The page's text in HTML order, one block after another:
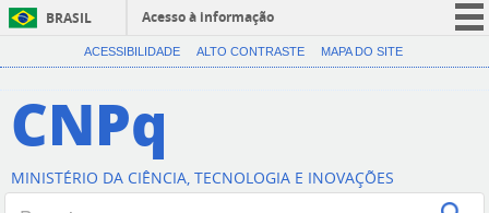
BRASIL
Acesso à informação
CORONAVÍRUS (COVID-19)
Canais
ACESSIBILIDADE ALTO CONTRASTE MAPA DO SITE
CNPq
MINISTÉRIO DA CIÊNCIA, TECNOLOGIA E INOVAÇÕES